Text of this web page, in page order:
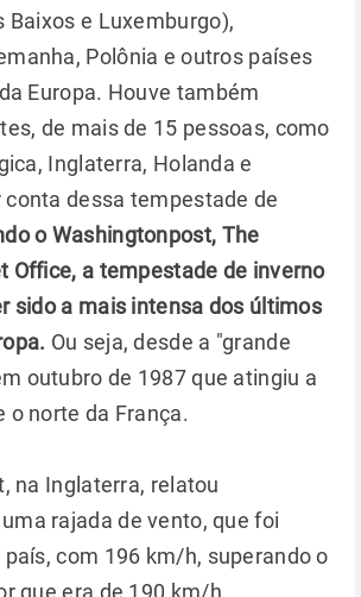
Baixos e Luxemburgo),
Polônia e outros países
Europa. Houve também
de mais de 15 pessoas, como
Inglaterra, Holanda e
dessa tempestade de
o Washingtonpost, The
Office, a tempestade de inverno
sido a mais intensa dos últimos
Ou seja, desde a "grande
outubro de 1987 que atingiu a
o norte da França.
na Inglaterra, relatou
rajada de vento, que foi
com 196 km/h, superando o